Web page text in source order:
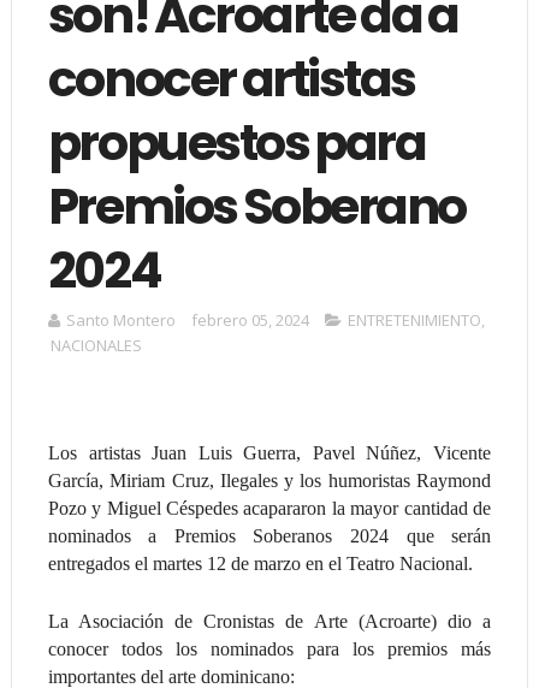
son! Acroarte da a
conocer artistas
propuestos para
Premios Soberano
2024
Santo Montero febrero 05, 2024 ENTRETENIMIENTO,
NACIONALES
Los artistas Juan Luis Guerra, Pavel Núñez, Vicente
García, Miriam Cruz, Ilegales y los humoristas Raymond
Pozo y Miguel Céspedes acapararon la mayor cantidad de
nominados a Premios Soberanos 2024 que serán
entregados el martes 12 de marzo en el Teatro Nacional.
La Asociación de Cronistas de Arte (Acroarte) dio a
conocer todos los nominados para los premios más
importantes del arte dominicano: